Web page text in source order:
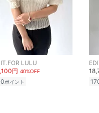
LULU
円 40%OFF
ポイント